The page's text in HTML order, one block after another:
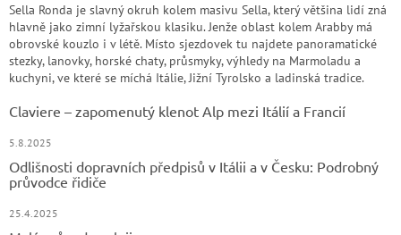
Sella Ronda je slavný okruh kolem masivu Sella, který většina lidí zná
hlavně jako zimní lyžařskou klasiku. Jenže oblast kolem Arabby má
obrovské kouzlo i v létě. Místo sjezdovek tu najdete panoramatické
stezky, lanovky, horské chaty, průsmyky, výhledy na Marmoladu a
kuchyni, ve které se míchá Itálie, Jižní Tyrolsko a ladinská tradice.
Claviere – zapomenutý klenot Alp mezi Itálií a Francií
5.8.2025
Odlišnosti dopravních předpisů v Itálii a v Česku: Podrobný
průvodce řidiče
25.4.2025